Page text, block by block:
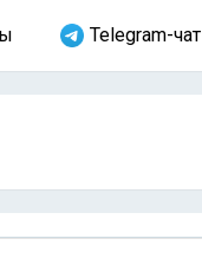
Telegram-чат